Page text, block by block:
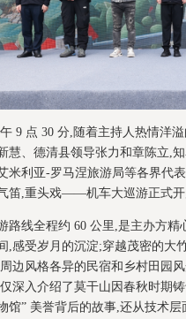
9 点 30 分,随着主持人热情洋
慧、德清县领导张力和章陈立,
米利亚-罗马涅旅游局等各界代
笛,重头戏——机车大巡游正式开
路线全程约 60 公里,是主办方
,感受岁月的沉淀;穿越茂密的大
边风格各异的民宿和乡村田园
深入介绍了莫干山因春秋时期
馆” 美誉背后的故事,还从技术